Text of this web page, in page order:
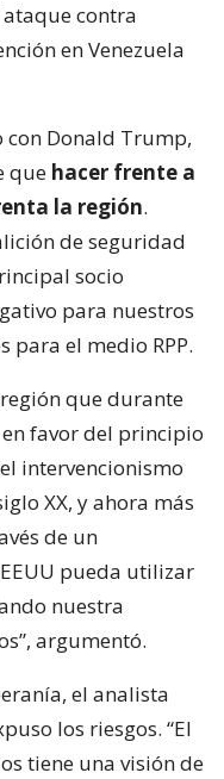
contra
en Venezuela
con Donald Trump,
que hacer frente a
la región.
de seguridad
socio
para nuestros
para el medio RPP.
que durante
favor del principio
intervencionismo
XX, y ahora más
de un
pueda utilizar
nuestra
argumentó.
el analista
los riesgos. “El
tiene una visión de